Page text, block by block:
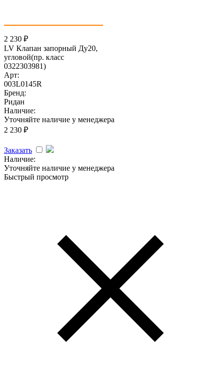
2 230 ₽
LV Клапан запорный Ду20,
угловой(пр. класс
0322303981)
Арт:
003L0145R
Бренд:
Ридан
Наличие:
Уточняйте наличие у менеджера
2 230 ₽
Заказать
Наличие:
Уточняйте наличие у менеджера
Быстрый просмотр